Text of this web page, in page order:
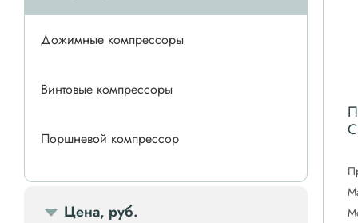
Дожимные компрессоры
Винтовые компрессоры
Поршневой компрессор
Спиральные компрессоры
Цена, руб.